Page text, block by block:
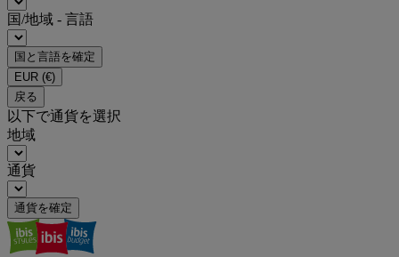
国/地域 - 言語
国と言語を確定
EUR (€)
戻る
以下で通貨を選択
地域
通貨
通貨を確定